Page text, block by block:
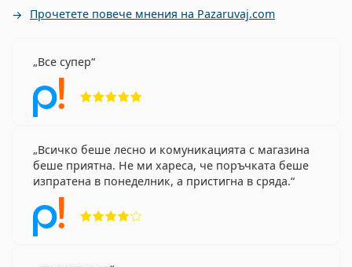
Прочетете повече мнения на Pazaruvaj.com
Все супер
Всичко беше лесно и комуникацията с магазина
беше приятна. Не ми хареса, че поръчката беше
изпратена в понеделник, а пристигна в сряда.